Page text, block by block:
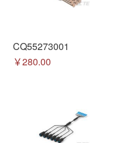
CQ55273001
￥280.00